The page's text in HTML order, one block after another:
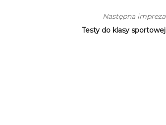
Następna impreza
Testy do klasy sportowej